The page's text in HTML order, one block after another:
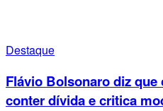
Destaque
Flávio Bolsonaro diz
conter dívida e critica